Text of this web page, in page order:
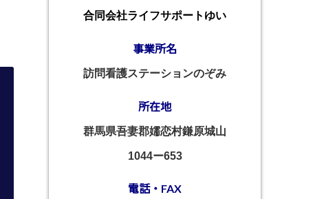
合同会社ライフサポートゆい
事業所名
訪問看護ステーションのぞみ
所在地
群馬県吾妻郡嬬恋村鎌原城山
1044ー653
電話・FAX